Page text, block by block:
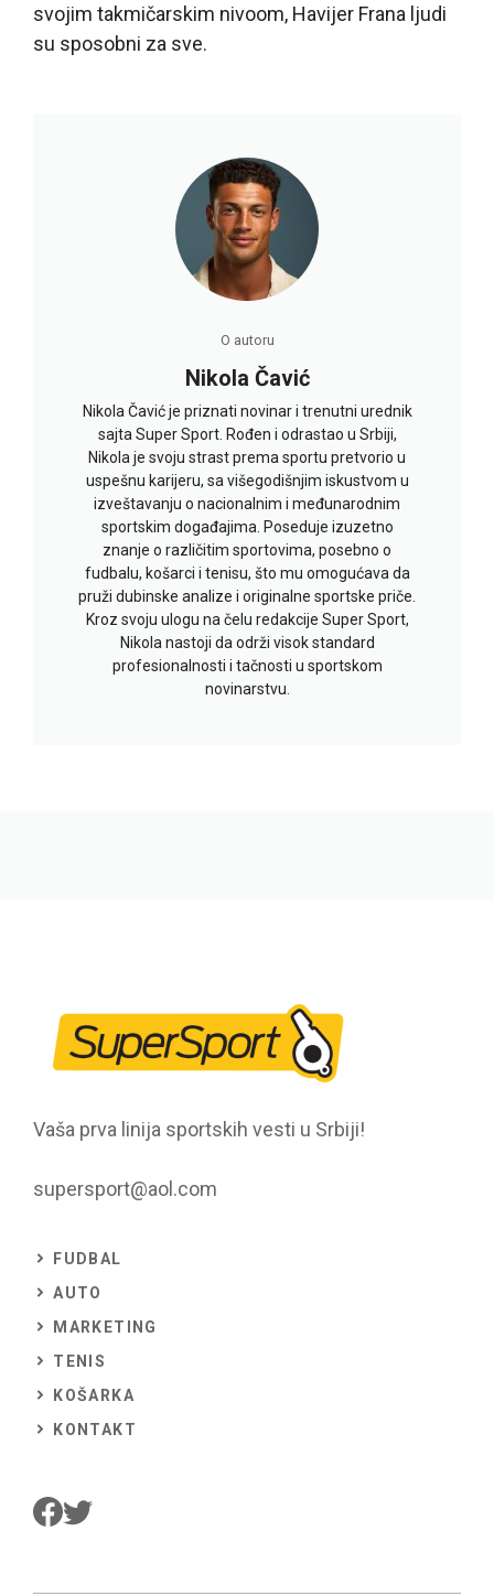
svojim takmičarskim nivoom, Havijer Frana ljudi
su sposobni za sve.
O autoru
Nikola Čavić
Nikola Čavić je priznati novinar i trenutni urednik
sajta Super Sport. Rođen i odrastao u Srbiji,
Nikola je svoju strast prema sportu pretvorio u
uspešnu karijeru, sa višegodišnjim iskustvom u
izveštavanju o nacionalnim i međunarodnim
sportskim događajima. Poseduje izuzetno
znanje o različitim sportovima, posebno o
fudbalu, košarci i tenisu, što mu omogućava da
pruži dubinske analize i originalne sportske priče.
Kroz svoju ulogu na čelu redakcije Super Sport,
Nikola nastoji da održi visok standard
profesionalnosti i tačnosti u sportskom
novinarstvu.
Vaša prva linija sportskih vesti u Srbiji!
supersport@aol.com
FUDBAL
AUTO
MARKETING
TENIS
KOŠARKA
KONTAKT